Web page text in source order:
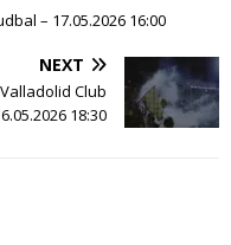
– 17.05.2026 16:00
NEXT
Club
18:30